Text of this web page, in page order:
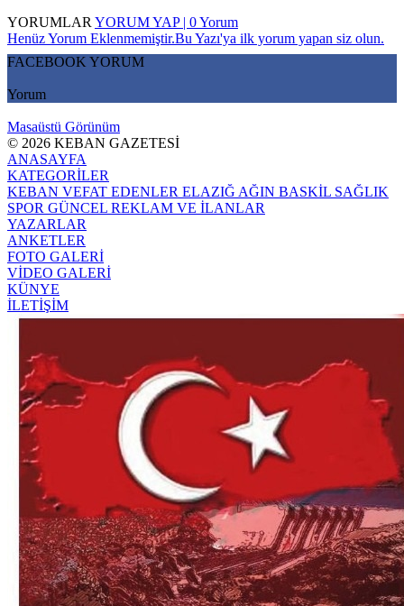
YORUMLAR YORUM YAP | 0 Yorum
Henüz Yorum Eklenmemiştir.Bu Yazı'ya ilk yorum yapan siz olun.
FACEBOOK YORUM
Yorum
Masaüstü Görünüm
© 2026 KEBAN GAZETESİ
ANASAYFA
KATEGORİLER
KEBAN VEFAT EDENLER ELAZIĞ AĞIN BASKİL SAĞLIK
SPOR GÜNCEL REKLAM VE İLANLAR
YAZARLAR
ANKETLER
FOTO GALERİ
VİDEO GALERİ
KÜNYE
İLETİŞİM